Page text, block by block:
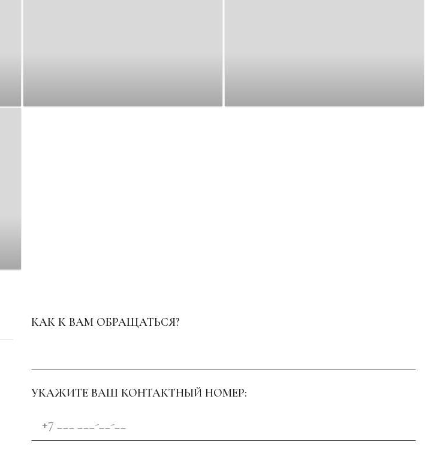
КАК К ВАМ ОБРАЩАТЬСЯ?
УКАЖИТЕ ВАШ КОНТАКТНЫЙ НОМЕР: